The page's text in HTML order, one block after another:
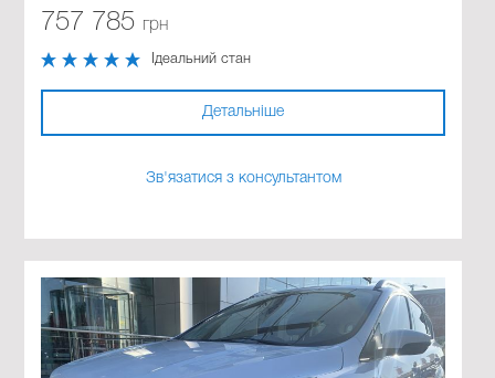
757 785 грн
Ідеальний стан
Детальніше
Зв'язатися з консультантом